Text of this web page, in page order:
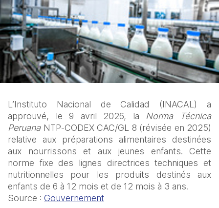
L’Instituto Nacional de Calidad (INACAL) a
approuvé, le 9 avril 2026, la Norma Técnica
Peruana NTP‑CODEX CAC/GL 8 (révisée en 2025)
relative aux préparations alimentaires destinées
aux nourrissons et aux jeunes enfants. Cette
norme fixe des lignes directrices techniques et
nutritionnelles pour les produits destinés aux
enfants de 6 à 12 mois et de 12 mois à 3 ans.
Source : Gouvernement